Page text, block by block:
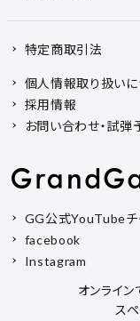
特定商取引法
個人情報取り扱いに
採用情報
お問い合わせ・試弾
GG公式YouTubeチ
facebook
Instagram
オンライン
ス